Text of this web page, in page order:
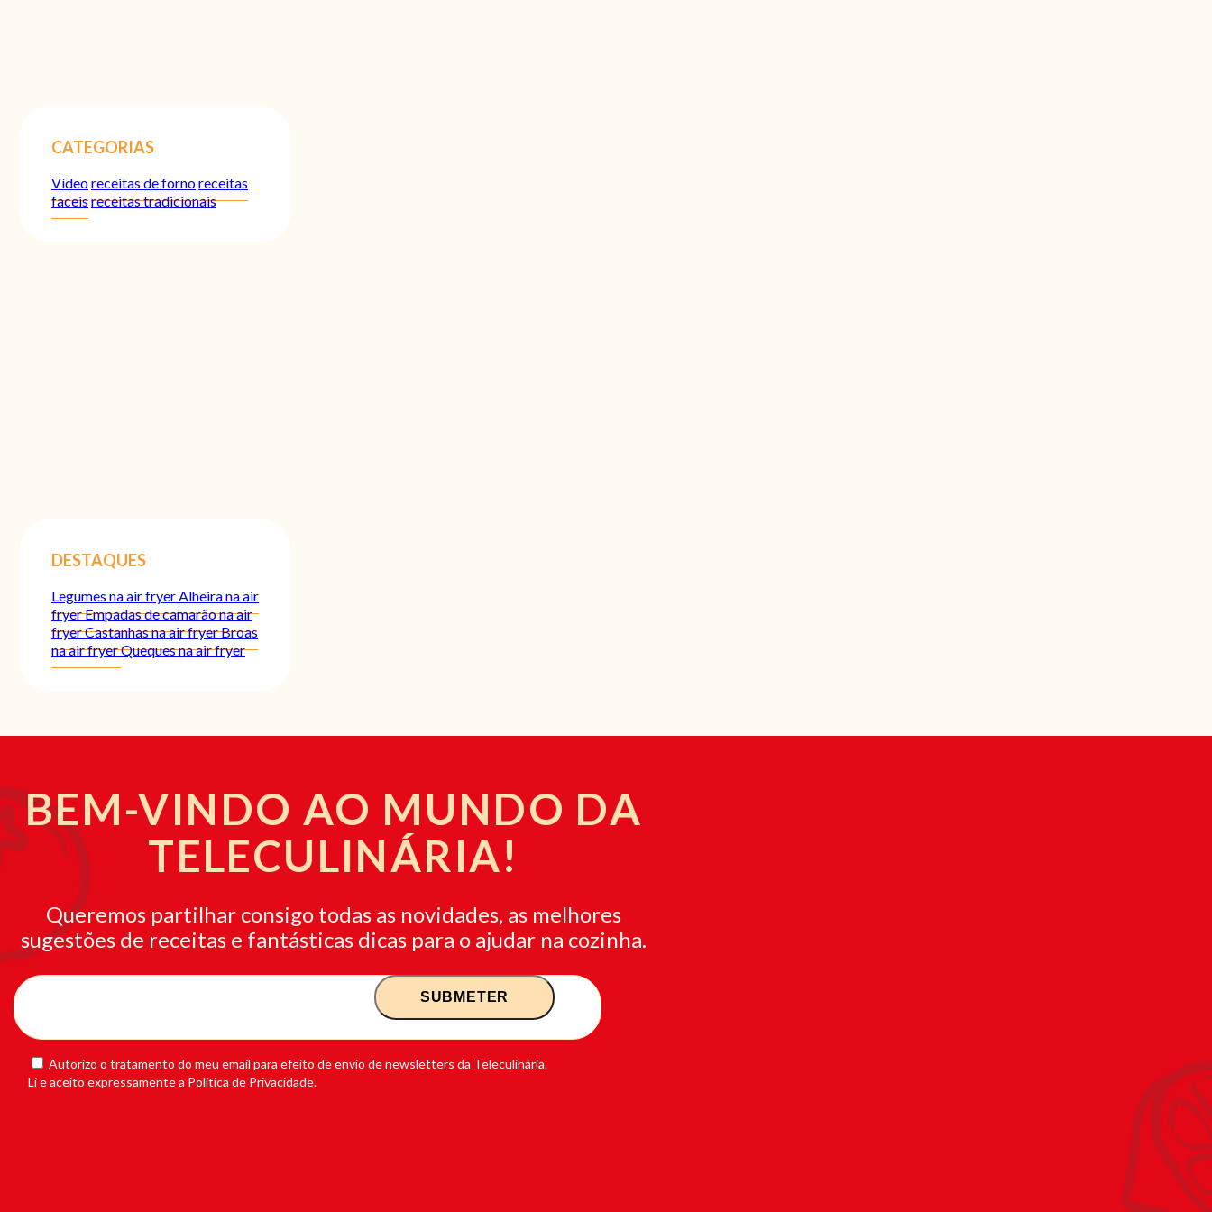
CATEGORIAS
Vídeoreceitas de fornoreceitas
faceisreceitas tradicionais
DESTAQUES
Legumes na air fryerAlheira na air
fryerEmpadas de camarão na air
fryerCastanhas na air fryerBroas
na air fryerQueques na air fryer
BEM-VINDO AO MUNDO DA
TELECULINÁRIA!
Queremos partilhar consigo todas as novidades, as melhores
sugestões de receitas e fantásticas dicas para o ajudar na cozinha.
Autorizo o tratamento do meu email para efeito de envio de newsletters da Teleculinária.
Li e aceito expressamente a Política de Privacidade.